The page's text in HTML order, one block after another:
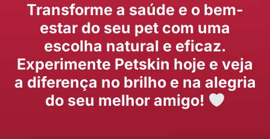
Transforme a saúde e o bem-
estar do seu pet com uma
escolha natural e eficaz.
Experimente Petskin hoje e veja
a diferença no brilho e na alegria
do seu melhor amigo!